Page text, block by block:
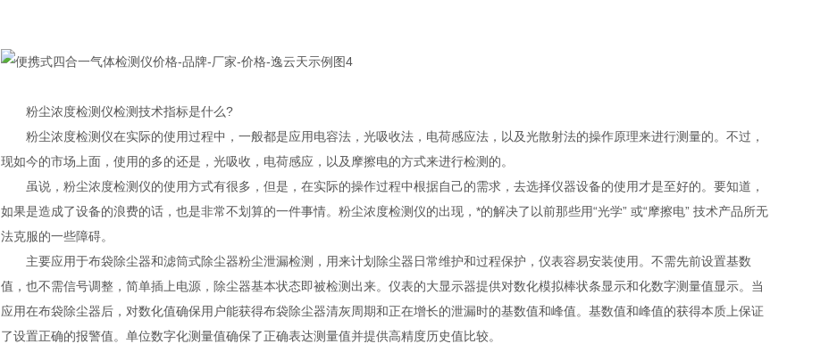
粉尘浓度检测仪检测技术指标是什么?
粉尘浓度检测仪在实际的使用过程中，一般都是应用电容法，光吸收法，电荷感应法，以及光散射法的操作原理来进行测量的。不过，
现如今的市场上面，使用的多的还是，光吸收，电荷感应，以及摩擦电的方式来进行检测的。
虽说，粉尘浓度检测仪的使用方式有很多，但是，在实际的操作过程中根据自己的需求，去选择仪器设备的使用才是至好的。要知道，
如果是造成了设备的浪费的话，也是非常不划算的一件事情。粉尘浓度检测仪的出现，*的解决了以前那些用“光学” 或“摩擦电” 技术产品所无
法克服的一些障碍。
主要应用于布袋除尘器和滤筒式除尘器粉尘泄漏检测，用来计划除尘器日常维护和过程保护，仪表容易安装使用。不需先前设置基数
值，也不需信号调整，简单插上电源，除尘器基本状态即被检测出来。仪表的大显示器提供对数化模拟棒状条显示和化数字测量值显示。当
应用在布袋除尘器后，对数化值确保用户能获得布袋除尘器清灰周期和正在增长的泄漏时的基数值和峰值。基数值和峰值的获得本质上保证
了设置正确的报警值。单位数字化测量值确保了正确表达测量值并提供高精度历史值比较。